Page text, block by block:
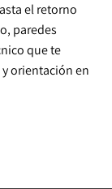
el retorno
paredes
que te
orientación en